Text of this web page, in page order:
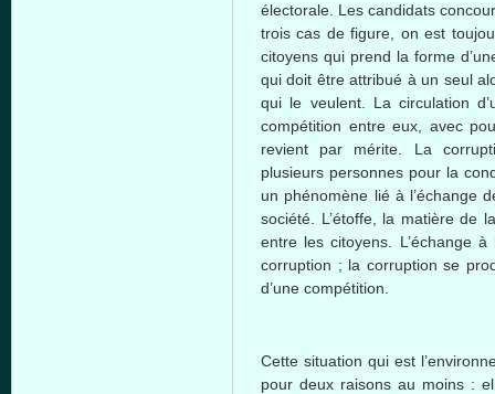
électorale . Les candidats
trois cas de figure, onest
citoyens qui prend la forme
quidoit être attribué à un seul
qui le veulent. La circulation
compétition entre eux avec
revient par mérite . La
plusieurs personnespour la
un phénomène lié à l’échange
société
L’étoffe, la matièrede
entre lescitoyens L’échange à
corruption ; la corruption se
d’une compétition
Cette situation qui est
pourdeux raisons au moins :